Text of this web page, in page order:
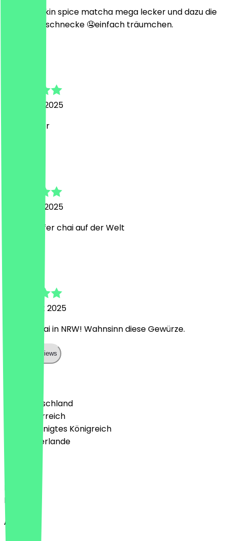
Der pumpkin spice matcha mega lecker und dazu die
Mohn zimtschnecke 🤤einfach träumchen.
31. August 2025
Sehr lecker
31. August 2025
Bester Hafer chai auf der Welt
24. August 2025
Bester Chai in NRW! Wahnsinn diese Gewürze.
Show all reviews
🇩🇪 Deutschland
🇦🇹 Österreich
🇬🇧 Vereinigtes Königreich
🇳🇱 Niederlande
Deutsch
English
About